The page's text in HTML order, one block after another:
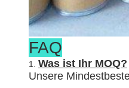
FAQ
1. Was ist Ihr MOQ?
Unsere